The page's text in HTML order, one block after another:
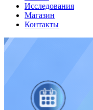
Исследования
Магазин
Контакты